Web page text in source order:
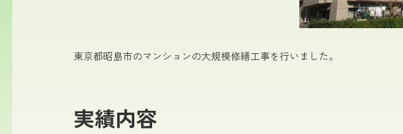
東京都昭島市のマンションの大規模修繕工事を行いました。
実績内容